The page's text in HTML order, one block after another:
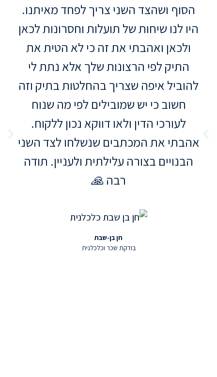
הסוף ושהצד השני צריך לפחד מאיתנו.
היו לנו שיחות של תועלות וחסרונות לכאן
ולכאן ואהבתי את זה כי לא הטית את
התיק לפי הרצונות שלך אלא נתת לי
להוביל איפה שצריך בהחלטות בתיק וזה
חשוב כי יש שמובילים לפי מה שנוח
לעורכי הדין ולאו דווקא נכון ללקוח.
אהבתי את המכתבים שנשלחו לצד השני
הבנויים בצורה עלילתית ולעניין. תודה
רבה 🙏
חן בן-שבת
בודקת שכר וכלכלנית